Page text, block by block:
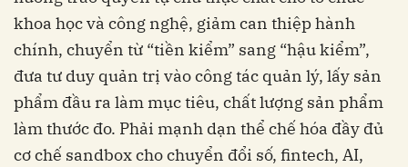
khoa học và công nghệ, giảm can thiệp hành
chính, chuyển từ “tiền kiểm” sang “hậu kiểm”,
đưa tư duy quản trị vào công tác quản lý, lấy sản
phẩm đầu ra làm mục tiêu, chất lượng sản phẩm
làm thước đo. Phải mạnh dạn thể chế hóa đầy đủ
cơ chế sandbox cho chuyển đổi số, fintech, AI,